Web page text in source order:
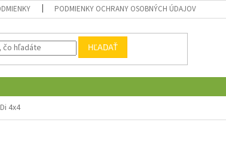
PODMIENKY OCHRANY OSOBNÝCH ÚDAJOV
HĽADAŤ
4x4